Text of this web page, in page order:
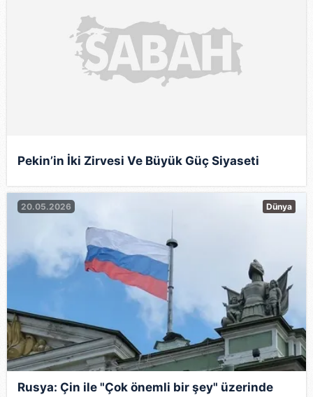
Pekin’in İki Zirvesi Ve Büyük Güç Siyaseti
20.05.2026 Dünya
Rusya: Çin ile "Çok önemli bir şey" üzerinde